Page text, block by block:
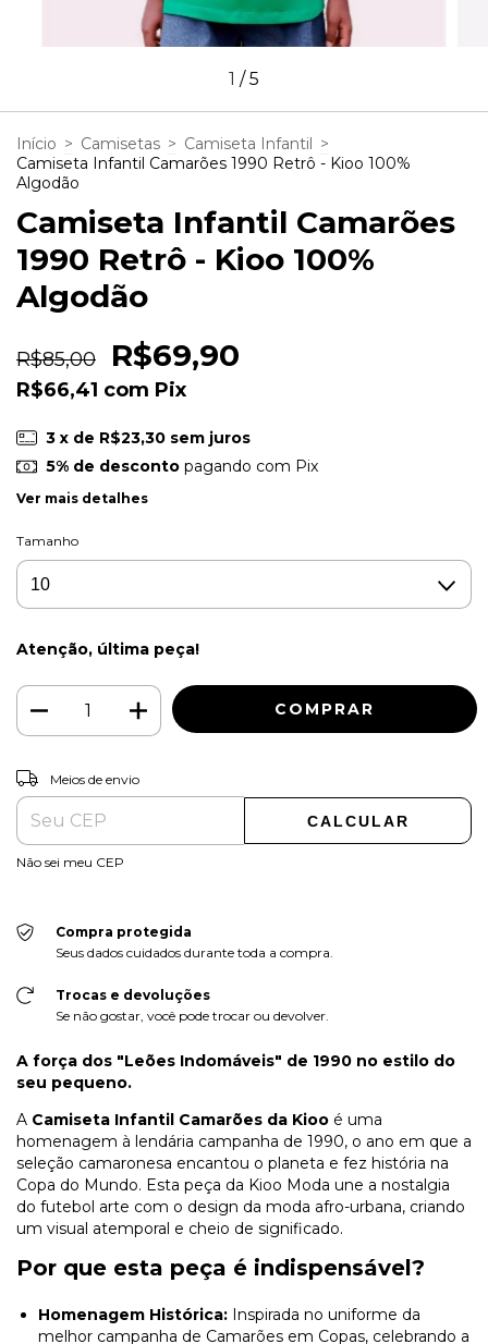
1 /5
Início > Camisetas > Camiseta Infantil >
Camiseta Infantil Camarões 1990 Retrô - Kioo 100%
Algodão
Camiseta Infantil Camarões
1990 Retrô - Kioo 100%
Algodão
R$85,00 R$69,90
R$66,41 com Pix
3 x de R$23,30 sem juros
5% de descontopagando com Pix
Ver mais detalhes
Tamanho
Atenção, última peça!
Entregas para o CEP:
Meios de envio
CALCULAR
Não sei meu CEP
Compra protegida
Seus dados cuidados durante toda a compra.
Trocas e devoluções
Se não gostar, você pode trocar ou devolver.
A força dos "Leões Indomáveis" de 1990 no estilo do
seu pequeno.
A Camiseta Infantil Camarões da Kioo é uma
homenagem à lendária campanha de 1990, o ano em que a
seleção camaronesa encantou o planeta e fez história na
Copa do Mundo. Esta peça da Kioo Moda une a nostalgia
do futebol arte com o design da moda afro-urbana, criando
um visual atemporal e cheio de significado.
Por que esta peça é indispensável?
Homenagem Histórica: Inspirada no uniforme da
melhor campanha de Camarões em Copas, celebrando a